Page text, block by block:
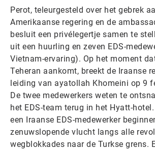
Perot, teleurgesteld over het gebrek
Amerikaanse regering en de
besluit een privélegertje samen te
uit een huurling en zeven EDS-
Vietnam-ervaring). Op het moment
Teheran aankomt, breekt de Iraanse
leiding van ayatollah Khomeini op 9
De twee medewerkers weten te
het EDS-team terug in het Hyatt-
een Iraanse EDS-medewerker
zenuwslopende vlucht langs alle
wegblokkades naar de Turkse grens.